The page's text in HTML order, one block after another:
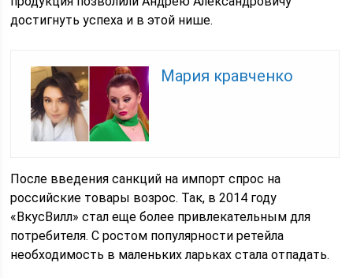
достигнуть успеха и в этой нише.
Мария кравченко
После введения санкций на импорт спрос на
российские товары возрос. Так, в 2014 году
«ВкусВилл» стал еще более привлекательным для
потребителя. С ростом популярности ретейла
необходимость в маленьких ларьках стала отпадать.